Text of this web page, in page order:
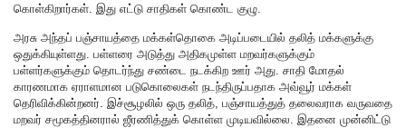
கொள்கிறார்கள். இது எட்டு சாதிகள் கொண்ட குழு.
அரசு அந்தப் பஞ்சாயத்தை மக்கள்தொகை அடிப்படையில் தலித் மக்களுக்கு
ஒதுக்கியுள்ளது. பள்ளரை அடுத்து அதிகமுள்ள மறவர்களுக்கும்
பள்ளர்களுக்கும் தொடர்ந்து சண்டை நடக்கிற ஊர் அது. சாதி மோதல்
காரணமாக ஏராளமான படுகொலைகள் நடந்திருப்பதாக அவ்வூர் மக்கள்
தெரிவிக்கின்றனர். இச்சூழலில் ஒரு தலித், பஞ்சாயத்துத் தலைவராக வருவதை
மறவர் சமூகத்தினரால் ஜீரணித்துக் கொள்ள முடியவில்லை. இதனை முன்னிட்டு